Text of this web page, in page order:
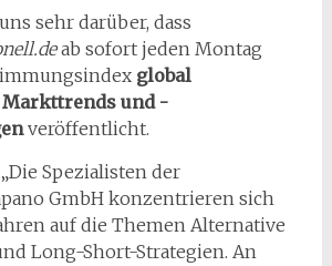
sehr darüber, dass
ab sofort jeden Montag
global
und -
veröffentlicht.
Spezialisten der
GmbH konzentrieren sich
auf die Themen Alternative
Long-Short-Strategien. An